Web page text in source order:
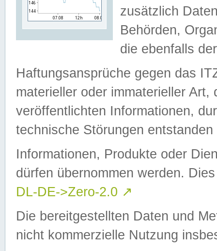
zusätzlich
Behörden,
die ebenfalls
Haftungsansprüche gegen das
materieller oder immaterieller
veröffentlichten Informationen,
technische Störungen
Informationen, Produkte oder
dürfen übernommen werden.
DL-DE->Zero-2.0 ↗
Die bereitgestellten Daten und
nicht kommerzielle Nutzung